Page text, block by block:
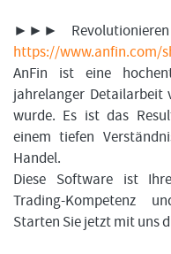
►►►
https://www.anfin.com/
AnFin ist eine
jahrelanger Detailarbeit
wurde. Es ist das
einem tiefen
Handel.
Diese Software ist
Trading-Kompetenz
Starten Sie jetzt mit uns